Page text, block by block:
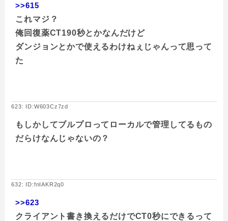
>>615
これマジ？
俺回復薬CT190秒とかなんだけど
ダンジョンとかで使えるわけねぇじゃんって思って
た
623: ID:W603Cz7zd
もしかしてブルプロってローカルで管理してるもの
だらけなんじゃないの？
632: ID:fnIAKR2q0
>>623
クライアント書き換えるだけでCT0秒にできるって